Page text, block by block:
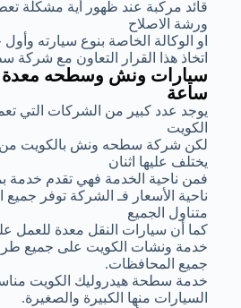
قائد مركبة عند ظهور أية مشكلة
ورشة الاصلاح
او الوكالة الخاصة بنوع سيارته
اتخاذ هذا القرار التعاون مع
ساعة
يوجد عدد كبير من الشركات التي
الكويت
لكن شركة سطحه ونش بالكويت من
يختلف عليها اثنان
فمن ناحية الخدمة فهي تقدم
ناحية الأسعار فـ الشركة توفر
متناول الجميع
كما أن سيارات النقل معدة للعمل على
خدمة ونشات الكويت على جميع
جميع المحافظات.
خدمة سطحة هيدروليك الكويت
السيارات منها الكبيرة والصغيرة.